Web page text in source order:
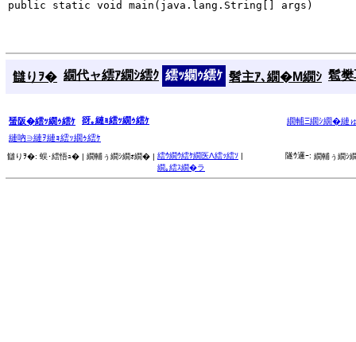
public static void main(java.lang.String[] args)
讎りｦ� 繝代ャ繧ｱ繝ｼ繧ｸ 繧ｯ繝ｩ繧ｹ 髫主ｱ､繝�Μ繝ｼ 髱
蜑阪�繧ｯ繝ｩ繧ｹ 谺｡縺ｮ繧ｯ繝ｩ繧ｹ
繝輔Ξ繝ｼ繝�縺
縺吶∋縺ｦ縺ｮ繧ｯ繝ｩ繧ｹ
讎りｦ�: 蜈･繧悟ｭ� | 繝輔ぅ繝ｼ繝ｫ繝� | 繧ｳ繝ｳ繧ｹ繝医Λ繧ｯ繧ｿ |
繝｡繧ｽ繝�ラ
隧ｳ邏ｰ: 繝輔ぅ繝ｼ